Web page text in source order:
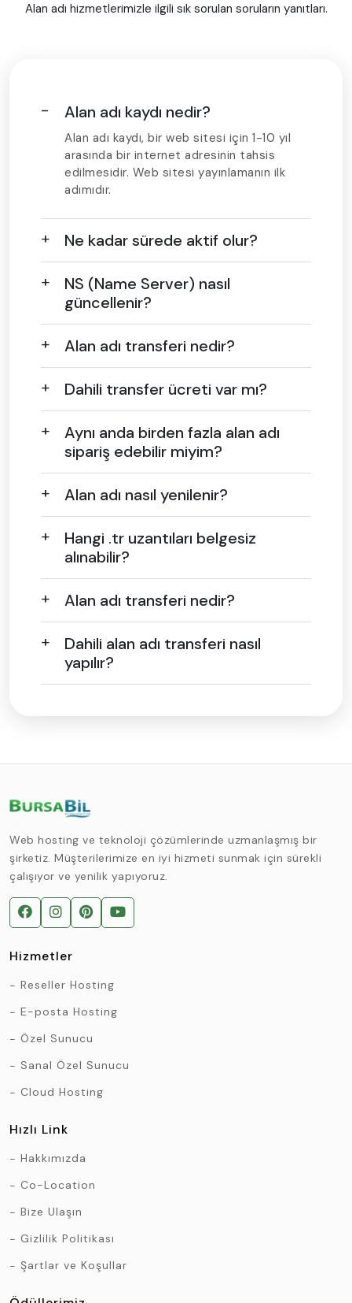
Alan adı hizmetlerimizle ilgili sık sorulan soruların yanıtları.
Alan adı kaydı nedir?
Alan adı kaydı, bir web sitesi için 1-10 yıl
arasında bir internet adresinin tahsis
edilmesidir. Web sitesi yayınlamanın ilk
adımıdır.
Ne kadar sürede aktif olur?
NS (Name Server) nasıl
güncellenir?
Alan adı transferi nedir?
Dahili transfer ücreti var mı?
Aynı anda birden fazla alan adı
sipariş edebilir miyim?
Alan adı nasıl yenilenir?
Hangi .tr uzantıları belgesiz
alınabilir?
Alan adı transferi nedir?
Dahili alan adı transferi nasıl
yapılır?
Web hosting ve teknoloji çözümlerinde uzmanlaşmış bir
şirketiz. Müşterilerimize en iyi hizmeti sunmak için sürekli
çalışıyor ve yenilik yapıyoruz.
Hizmetler
Reseller Hosting
E-posta Hosting
Özel Sunucu
Sanal Özel Sunucu
Cloud Hosting
Hızlı Link
Hakkımızda
Co-Location
Bize Ulaşın
Gizlilik Politikası
Şartlar ve Koşullar